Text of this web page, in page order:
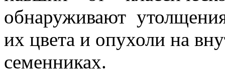
обнаруживают
их цвета и опухоли на
семенниках.